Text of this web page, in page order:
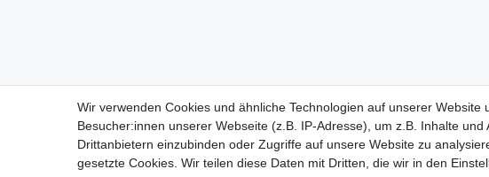
Wir verwenden Cookies und ähnliche Technologien auf unserer
Besucher:innen unserer Webseite (z.B. IP-Adresse), um z.B. Inhalte
Drittanbietern einzubinden oder Zugriffe auf unsere Website zu
gesetzte Cookies. Wir teilen diese Daten mit Dritten, die wir in den